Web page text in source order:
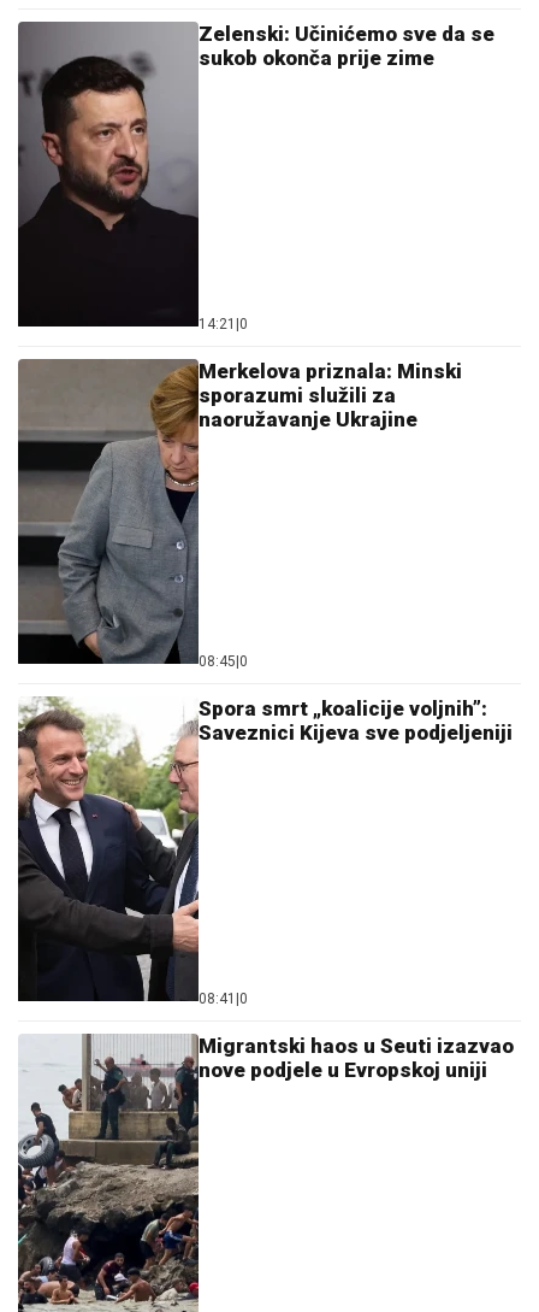
Zelenski: Učinićemo sve da se
sukob okonča prije zime
14:21 |0
Merkelova priznala: Minski
sporazumi služili za
naoružavanje Ukrajine
08:45|0
Spora smrt „koalicije voljnih”:
Saveznici Kijeva sve podjeljeniji
08:41 |0
Migrantski haos u Seuti izazvao
nove podjele u Evropskoj uniji